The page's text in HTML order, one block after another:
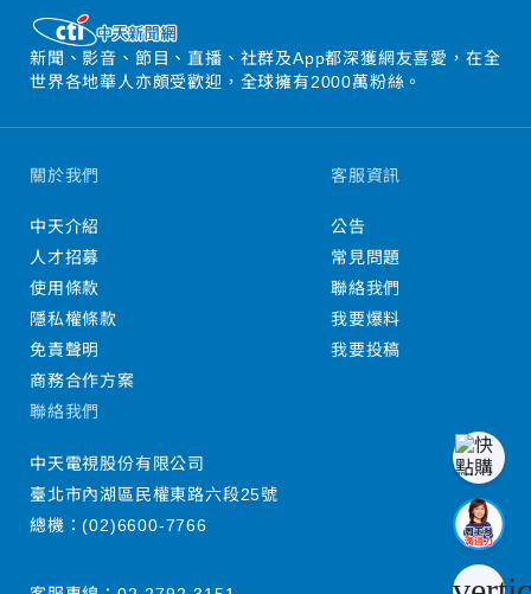
新聞、影音、節目、直播、社群及App都深獲網友喜愛，在全
世界各地華人亦頗受歡迎，全球擁有2000萬粉絲。
關於我們
中天介紹
人才招募
使用條款
隱私權條款
免責聲明
商務合作方案
客服資訊
公告
常見問題
聯絡我們
我要爆料
我要投稿
聯絡我們
中天電視股份有限公司
臺北市內湖區民權東路六段25號
總機：(02)6600-7766